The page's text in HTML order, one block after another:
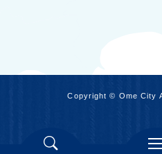
Copyright © Ome City